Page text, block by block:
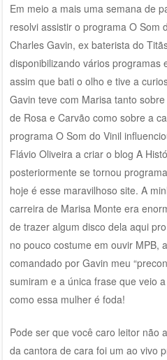
Em meio a mais uma semana de
resolvi assistir o programa O Som
Charles Gavin, ex baterista do
disponibilizando vários programas
assim que bati o olho e tive a
Gavin teve com Marisa tanto
de Rosa e Carvão como sobre a
programa O Som do Vinil
Flávio Oliveira a criar o blog A
posteriormente se tornou
hoje é esse maravilhoso site. A
carreira de Marisa Monte era
de trazer algum disco dela aqui
no pouco costume em ouvir MPB,
comandado por Gavin meu
sumiram e a única frase que veio
como essa mulher é foda!
Pode ser que você caro leitor não
da cantora de cara foi um ao vivo